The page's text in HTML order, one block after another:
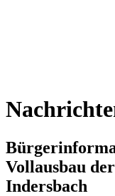
Vollausbau
Indersbach